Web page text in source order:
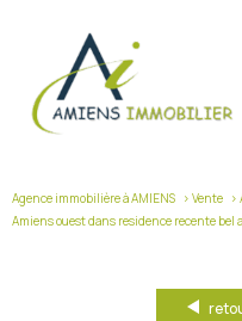
Agence immobilière à AMIENS Vente
Amiens ouest dans residence recente